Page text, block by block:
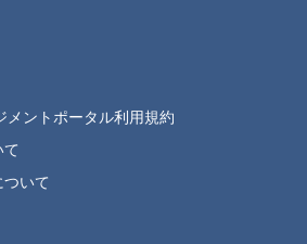
ントポータル利用規約
いて